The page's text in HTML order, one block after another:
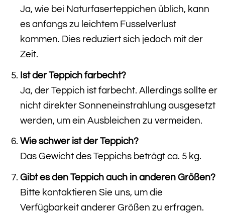
Ja, wie bei Naturfaserteppichen üblich, kann
es anfangs zu leichtem Fusselverlust
kommen. Dies reduziert sich jedoch mit der
Zeit.
Ist der Teppich farbecht?
Ja, der Teppich ist farbecht. Allerdings sollte er
nicht direkter Sonneneinstrahlung ausgesetzt
werden, um ein Ausbleichen zu vermeiden.
Wie schwer ist der Teppich?
Das Gewicht des Teppichs beträgt ca. 5 kg.
Gibt es den Teppich auch in anderen Größen?
Bitte kontaktieren Sie uns, um die
Verfügbarkeit anderer Größen zu erfragen.